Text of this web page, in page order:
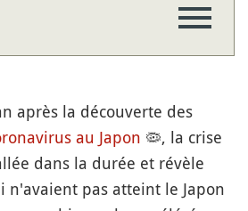
après la découverte des
au Japon 🦠, la crise
dans la durée et révèle
n'avaient pas atteint le Japon